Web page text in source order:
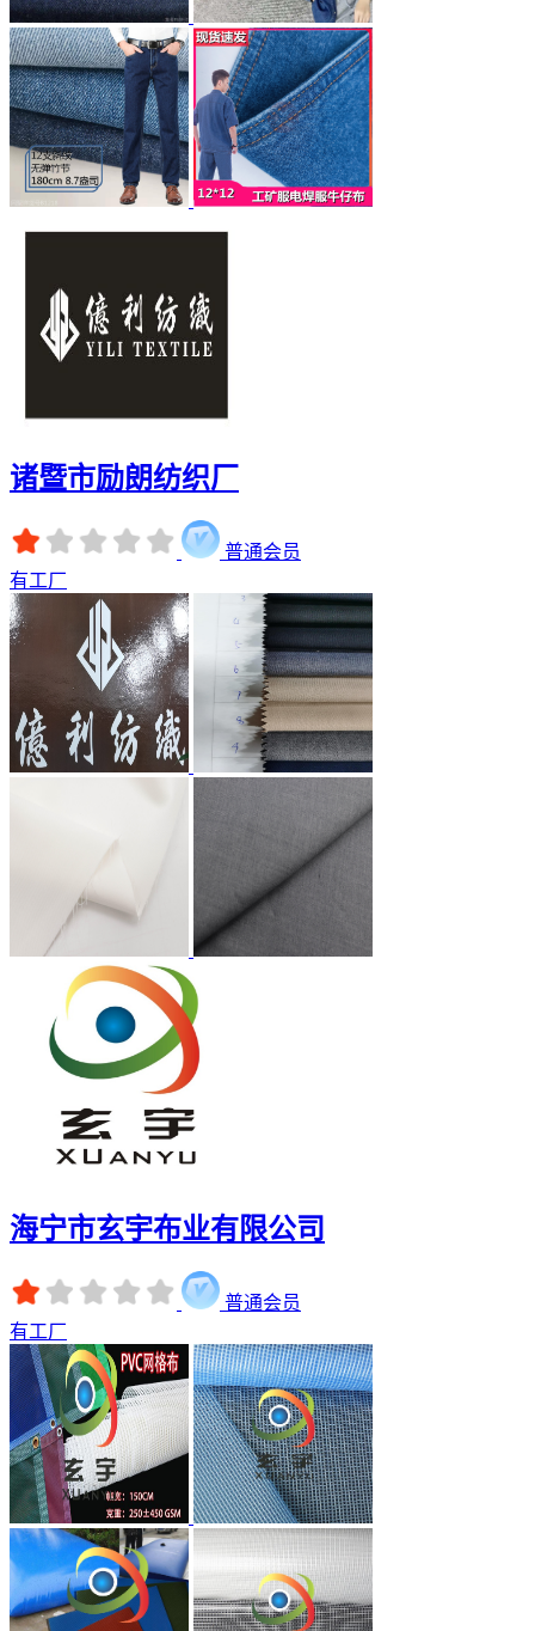
诸暨市励朗纺织厂
普通会员
有工厂
海宁市玄宇布业有限公司
普通会员
有工厂